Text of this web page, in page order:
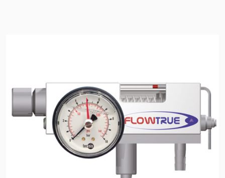
Sertifikalar ve Standartlar
Bize Ulaşın
Konumlar